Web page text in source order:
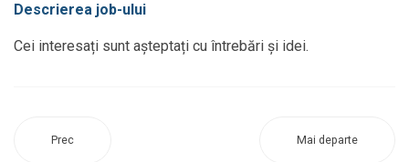
Descrierea job-ului
Cei interesați sunt așteptați cu întrebări și idei.
Prec Mai departe